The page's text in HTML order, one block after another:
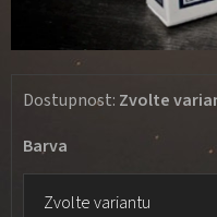
Barva
Dostupnost: Zvolte